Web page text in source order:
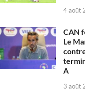
4 août
CAN
Le
A
3 août